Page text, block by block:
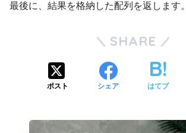
最後に、結果を格納した配列を返します。
SHARE
ポスト シェア はてブ